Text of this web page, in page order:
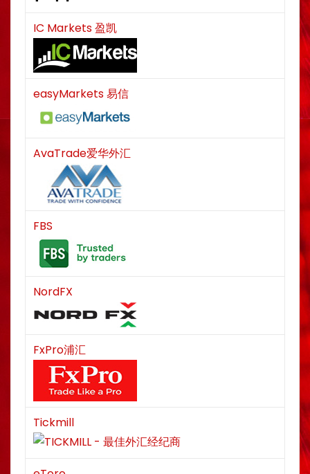
IC Markets 盈凯
easyMarkets 易信
AvaTrade爱华外汇
FBS
NordFX
FxPro浦汇
Tickmill